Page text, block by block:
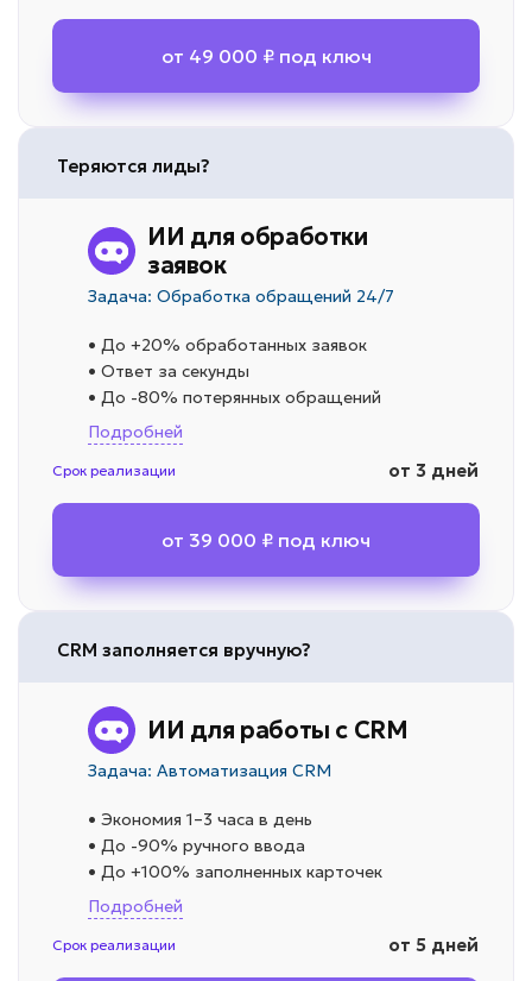
от 49 000 ₽ под ключ
Теряются лиды?
ИИ для обработки
заявок
Задача: Обработка обращений 24/7
• До +20% обработанных заявок
• Ответ за секунды
• До -80% потерянных обращений
Подробней
Срок реализации от 3 дней
от 39 000 ₽ под ключ
CRM заполняется вручную?
ИИ для работы с CRM
Задача: Автоматизация CRM
• Экономия 1–3 часа в день
• До -90% ручного ввода
• До +100% заполненных карточек
Подробней
Срок реализации от 5 дней